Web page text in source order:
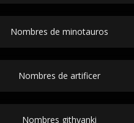
Nombres de minotauros
Nombres de artificer
Nombres githyanki